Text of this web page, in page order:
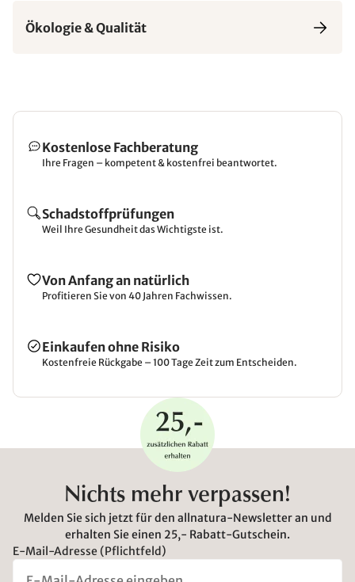
Ökologie & Qualität
Kostenlose Fachberatung
Ihre Fragen – kompetent & kostenfrei beantwortet.
Schadstoffprüfungen
Weil Ihre Gesundheit das Wichtigste ist.
Von Anfang an natürlich
Profitieren Sie von 40 Jahren Fachwissen.
Einkaufen ohne Risiko
Kostenfreie Rückgabe – 100 Tage Zeit zum Entscheiden.
Nichts mehr verpassen!
Melden Sie sich jetzt für den allnatura-Newsletter an und
erhalten Sie einen 25,- Rabatt-Gutschein.
E-Mail-Adresse (Pflichtfeld)